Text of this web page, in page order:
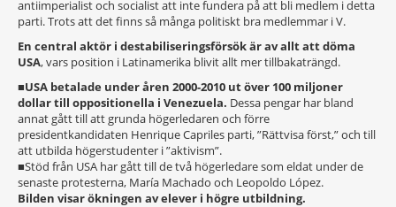
antiimperialist och socialist att inte fundera på att bli medlem i detta
parti. Trots att det finns så många politiskt bra medlemmar i V.
En central aktör i destabiliseringsförsök är av allt att döma
USA, vars position i Latinamerika blivit allt mer tillbakaträngd.
■USA betalade under åren 2000-2010 ut över 100 miljoner
dollar till oppositionella i Venezuela. Dessa pengar har bland
annat gått till att grunda högerledaren och förre
presidentkandidaten Henrique Capriles parti, ”Rättvisa först,” och till
att utbilda högerstudenter i ”aktivism”.
■Stöd från USA har gått till de två högerledare som eldat under de
senaste protesterna, María Machado och Leopoldo López.
Bilden visar ökningen av elever i högre utbildning.